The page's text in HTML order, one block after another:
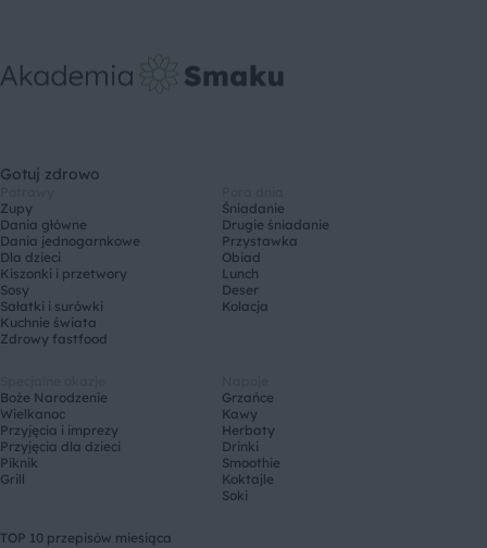
Gotuj zdrowo
Zupy
Dania główne
Dania jednogarnkowe
Dla dzieci
Kiszonki i przetwory
Sosy
Sałatki i surówki
Kuchnie świata
Zdrowy fastfood
Śniadanie
Drugie śniadanie
Przystawka
Obiad
Lunch
Deser
Kolacja
Boże Narodzenie
Wielkanoc
Przyjęcia i imprezy
Przyjęcia dla dzieci
Piknik
Grill
Grzańce
Kawy
Herbaty
Drinki
Smoothie
Koktajle
Soki
TOP 10 przepisów miesiąca